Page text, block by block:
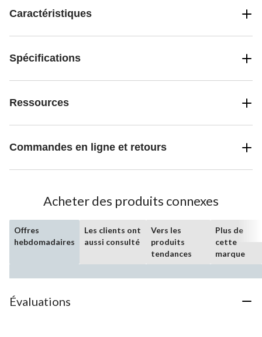
Caractéristiques
Spécifications
Ressources
Commandes en ligne et retours
Acheter des produits connexes
Offres
hebdomadaires
Les clients ont
aussi consulté
Vers les
produits
tendances
Plus de
cette
marque
Évaluations